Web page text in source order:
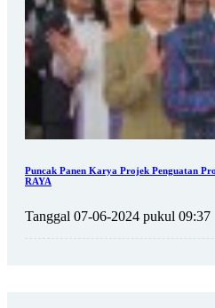
Puncak Panen Karya Projek Penguatan
RAYA
Tanggal 07-06-2024 pukul 09:37